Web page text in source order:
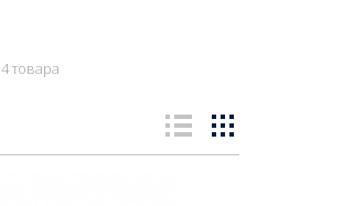
4 товара